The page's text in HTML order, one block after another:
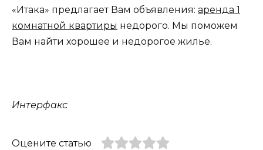
«Итака» предлагает Вам объявления: аренда 1
комнатной квартиры недорого. Мы поможем
Вам найти хорошее и недорогое жилье.
Интерфакс
Оцените статью